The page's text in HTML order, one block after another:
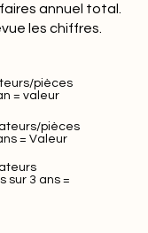
annuel total.
les chiffres.
pièces
= valeur
pièces
= Valeur
sur 3 ans =